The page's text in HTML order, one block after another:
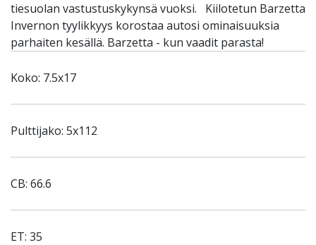
tiesuolan vastustuskykynsä vuoksi. Kiilotetun Barzetta
Invernon tyylikkyys korostaa autosi ominaisuuksia
parhaiten kesällä. Barzetta - kun vaadit parasta!
Koko: 7.5x17
Pulttijako: 5x112
CB: 66.6
ET: 35